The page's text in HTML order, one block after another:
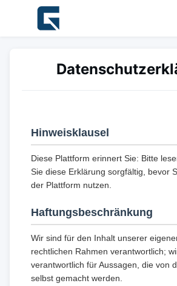
Hinweisklausel
Diese Plattform erinnert Sie: Bitte
Sie diese Erklärung sorgfältig, bevor
der Plattform nutzen.
Haftungsbeschränkung
Wir sind für den Inhalt unserer
rechtlichen Rahmen verantwortlich;
verantwortlich für Aussagen, die von
selbst gemacht werden.